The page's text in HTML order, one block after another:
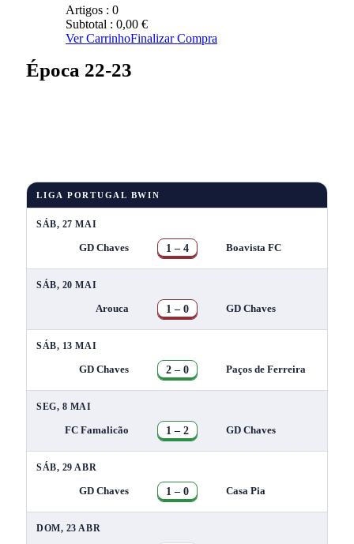
Artigos : 0
Subtotal : 0,00 €
Ver CarrinhoFinalizar Compra
Época 22-23
LIGA PORTUGAL BWIN
SÁB, 27 MAI
GD Chaves 1 – 4 Boavista FC
SÁB, 20 MAI
Arouca 1 – 0 GD Chaves
SÁB, 13 MAI
GD Chaves 2 – 0 Paços de Ferreira
SEG, 8 MAI
FC Famalicão 1 – 2 GD Chaves
SÁB, 29 ABR
GD Chaves 1 – 0 Casa Pia
DOM, 23 ABR